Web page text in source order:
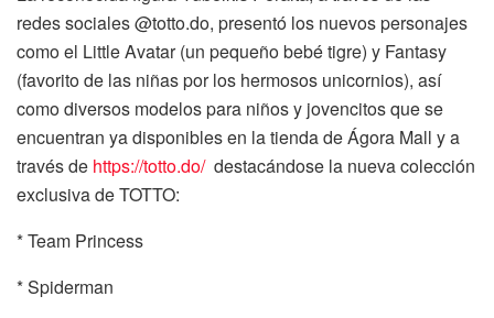
redes sociales @totto.do, presentó los nuevos personajes
como el Little Avatar (un pequeño bebé tigre) y Fantasy
(favorito de las niñas por los hermosos unicornios), así
como diversos modelos para niños y jovencitos que se
encuentran ya disponibles en la tienda de Ágora Mall y a
través de https://totto.do/destacándose la nueva colección
exclusiva de TOTTO:
* Team Princess
* Spiderman